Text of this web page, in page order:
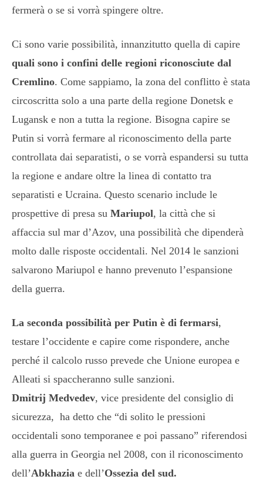
fermerà o se si vorrà spingere oltre.
Ci sono varie possibilità, innanzitutto quella di capire
quali sono i confini delle regioni riconosciute dal
Cremlino. Come sappiamo, la zona del conflitto è stata
circoscritta solo a una parte della regione Donetsk e
Lugansk e non a tutta la regione. Bisogna capire se
Putin si vorrà fermare al riconoscimento della parte
controllata dai separatisti, o se vorrà espandersi su tutta
la regione e andare oltre la linea di contatto tra
separatisti e Ucraina. Questo scenario include le
prospettive di presa su Mariupol, la città che si
affaccia sul mar d’Azov, una possibilità che dipenderà
molto dalle risposte occidentali. Nel 2014 le sanzioni
salvarono Mariupol e hanno prevenuto l’espansione
della guerra.
La seconda possibilità per Putin è di fermarsi,
testare l’occidente e capire come rispondere, anche
perché il calcolo russo prevede che Unione europea e
Alleati si spaccheranno sulle sanzioni.
Dmitrij Medvedev, vice presidente del consiglio di
sicurezza, ha detto che “di solito le pressioni
occidentali sono temporanee e poi passano” riferendosi
alla guerra in Georgia nel 2008, con il riconoscimento
dell’Abkhazia e dell’Ossezia del sud.